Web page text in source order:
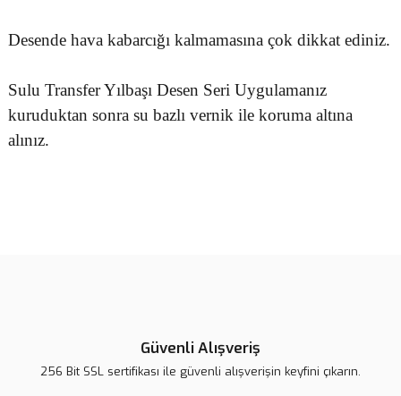
Desende hava kabarcığı kalmamasına çok dikkat ediniz.
Sulu Transfer Yılbaşı Desen Seri Uygulamanız
kuruduktan sonra su bazlı vernik ile koruma altına
alınız.
Güvenli Alışveriş
256 Bit SSL sertifikası ile güvenli alışverişin keyfini çıkarın.